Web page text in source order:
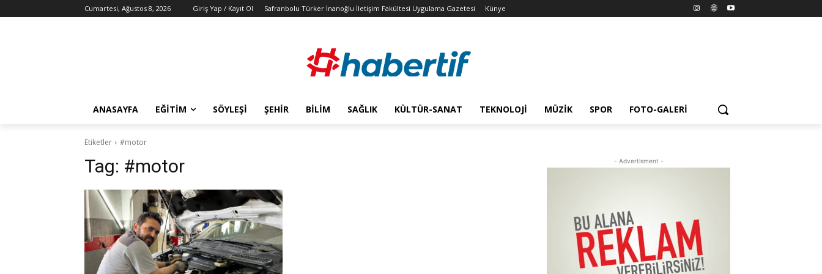
Cumartesi, Ağustos 8, 2026 Giriş Yap / Kayıt Ol Safranbolu Türker İnanoğlu İletişim Fakültesi Uygulama Gazetesi Künye
ANASAYFA EĞITIM SÖYLEŞI ŞEHIR BILIM SAĞLIK KÜLTÜR-SANAT TEKNOLOJI MÜZIK SPOR FOTO-GALERI
Etiketler #motor
Tag: #motor - Advertisment -